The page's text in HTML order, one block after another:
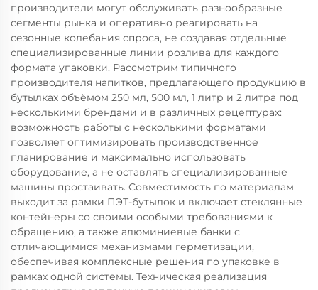
производители могут обслуживать разнообразные
сегменты рынка и оперативно реагировать на
сезонные колебания спроса, не создавая отдельные
специализированные линии розлива для каждого
формата упаковки. Рассмотрим типичного
производителя напитков, предлагающего продукцию в
бутылках объёмом 250 мл, 500 мл, 1 литр и 2 литра под
несколькими брендами и в различных рецептурах:
возможность работы с несколькими форматами
позволяет оптимизировать производственное
планирование и максимально использовать
оборудование, а не оставлять специализированные
машины простаивать. Совместимость по материалам
выходит за рамки ПЭТ-бутылок и включает стеклянные
контейнеры со своими особыми требованиями к
обращению, а также алюминиевые банки с
отличающимися механизмами герметизации,
обеспечивая комплексные решения по упаковке в
рамках одной системы. Техническая реализация